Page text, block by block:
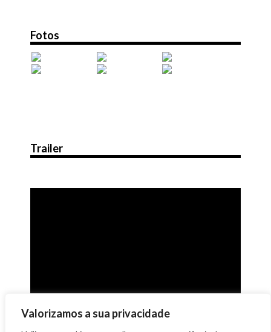
Valorizamos a sua privacidade
Fotos
Trailer